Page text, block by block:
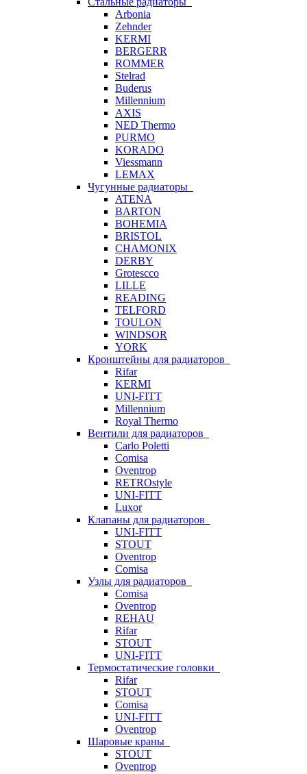
Arbonia
Zehnder
KERMI
BERGERR
ROMMER
Stelrad
Buderus
Millennium
AXIS
NED Thermo
PURMO
KORADO
Viessmann
LEMAX
Чугунные радиаторы
ATENA
BARTON
BOHEMIA
BRISTOL
CHAMONIX
DERBY
Grotescco
LILLE
READING
TELFORD
TOULON
WINDSOR
YORK
Кронштейны для радиаторов
Rifar
KERMI
UNI-FITT
Millennium
Royal Thermo
Вентили для радиаторов
Carlo Poletti
Comisa
Oventrop
RETROstyle
UNI-FITT
Luxor
Клапаны для радиаторов
UNI-FITT
STOUT
Oventrop
Comisa
Узлы для радиаторов
Comisa
Oventrop
REHAU
Rifar
STOUT
UNI-FITT
Термостатические головки
Rifar
STOUT
Comisa
UNI-FITT
Oventrop
Шаровые краны
STOUT
Oventrop